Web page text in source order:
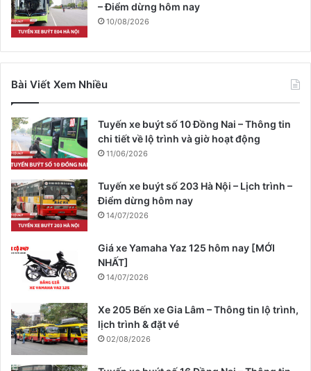
– Điểm dừng hôm nay
10/08/2026
Bài Viết Xem Nhiều
Tuyến xe buýt số 10 Đồng Nai – Thông tin
chi tiết về lộ trình và giờ hoạt động
11/06/2026
Tuyến xe buýt số 203 Hà Nội – Lịch trình –
Điểm dừng hôm nay
14/07/2026
Giá xe Yamaha Yaz 125 hôm nay [MỚI
NHẤT]
14/07/2026
Xe 205 Bến xe Gia Lâm – Thông tin lộ trình,
lịch trình & đặt vé
02/08/2026